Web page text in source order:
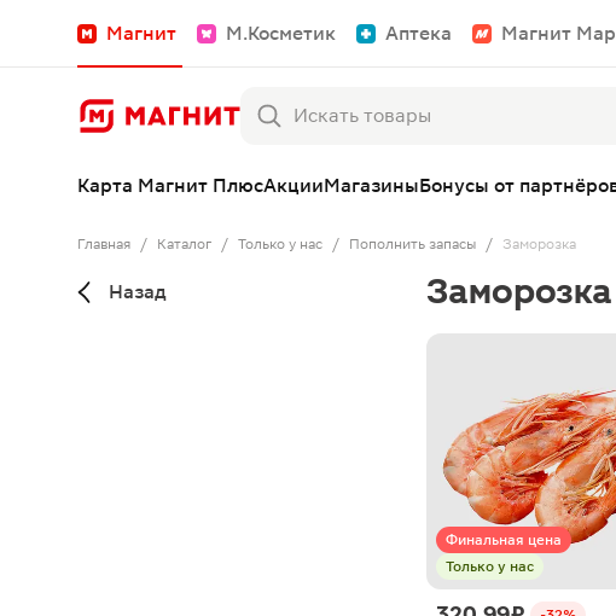
Магнит М.Косметик Аптека Магнит
Карта Магнит ПлюсАкцииМагазиныБонусы от
Главная / Каталог / Только у нас / Пополнить запасы / Заморозка
Назад Заморозка
Финальная цена
Только у нас